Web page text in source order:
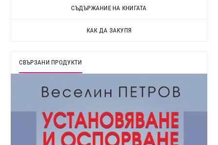
СЪДЪРЖАНИЕ НА КНИГАТА
КАК ДА ЗАКУПЯ
СВЪРЗАНИ ПРОДУКТИ